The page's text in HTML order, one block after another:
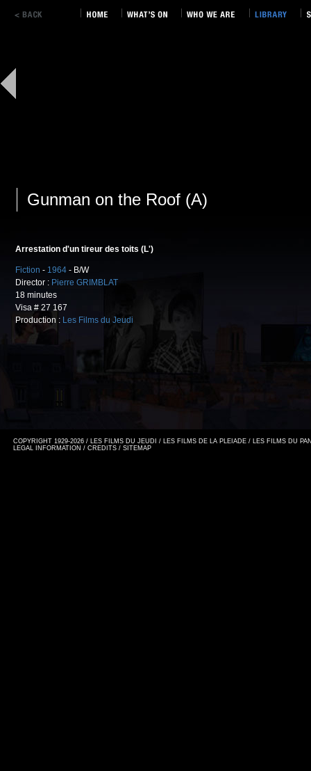
Gunman on the Roof (A)
Arrestation d'un tireur des toits (L')
Fiction - 1964 - B/W
Director : Pierre GRIMBLAT
18 minutes
Visa # 27 167
Production : Les Films du Jeudi
COPYRIGHT 1929-2026 / LES FILMS DU JEUDI / LES FILMS DE LA PLEIADE / LES FILMS DU
LEGAL INFORMATION / CREDITS / SITEMAP